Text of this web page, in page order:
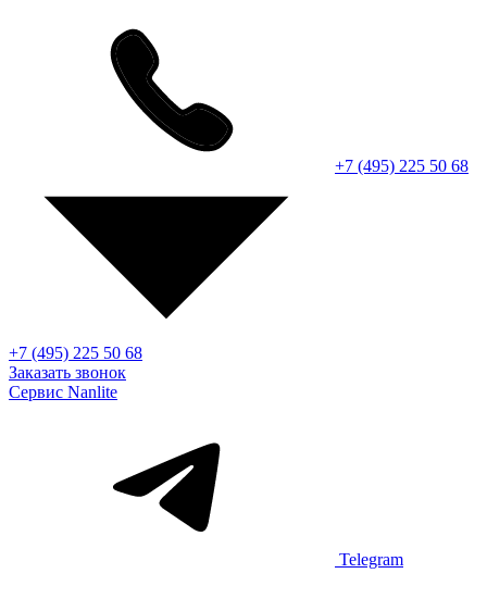
+7 (495) 225 50 68
+7 (495) 225 50 68
Заказать звонок
Сервис Nanlite
Telegram